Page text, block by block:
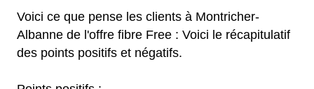
Voici ce que pense les clients à Montricher-
Albanne de l'offre fibre Free : Voici le récapitulatif
des points positifs et négatifs.